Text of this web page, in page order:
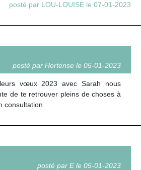
posté par LOU-LOUISE le 07-01-2023
posté par Hortense le 05-01-2023
vœux 2023 avec Sarah nous
de te retrouver pleins de choses à
consultation
posté par E le 05-01-2023